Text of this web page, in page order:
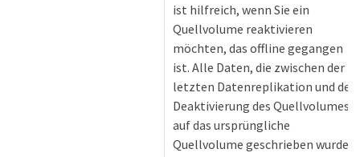
ist hilfreich, wenn Sie ein
Quellvolume reaktivieren
möchten, das offline gegangen
ist. Alle Daten, die zwischen der
letzten Datenreplikation und der
Deaktivierung des Quellvolumes
auf das ursprüngliche
Quellvolume geschrieben wurden,